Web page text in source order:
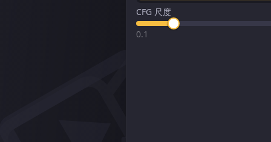
CFG 尺度
0.1